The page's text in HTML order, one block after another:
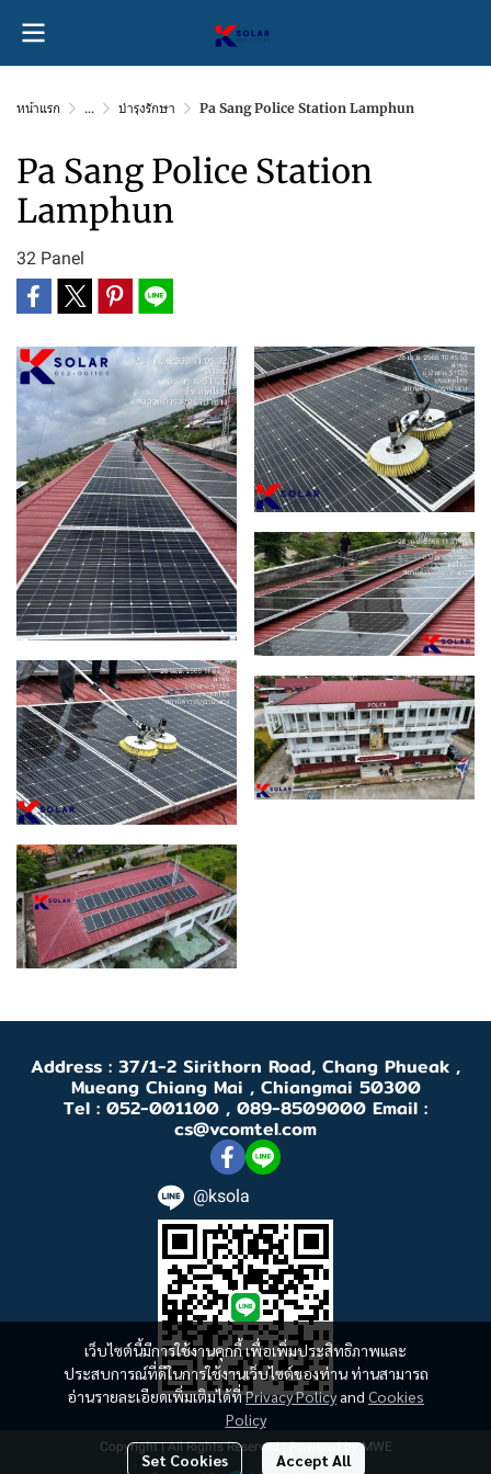
หน้าแรก ... บำรุงรักษา Pa Sang Police Station Lamphun
Pa Sang Police Station
Lamphun
32 Panel
เว็บไซต์นี้มีการใช้งานคุกกี้ เพื่อเพิ่มประสิทธิภาพและ
ประสบการณ์ที่ดีในการใช้งานเว็บไซต์ของท่าน ท่านสามารถ
อ่านรายละเอียดเพิ่มเติมได้ที่Privacy Policyand Cookies
Policy
Set Cookies Accept All
Address : 37/1-2 Sirithorn Road, Chang Phueak ,
Mueang Chiang Mai , Chiangmai 50300
Tel : 052-001100 , 089-8509000 Email :
cs@vcomtel.com
@ksola
Copyright | All Rights Reserved | Powered by MWE